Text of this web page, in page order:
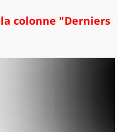
colonne "Derniers